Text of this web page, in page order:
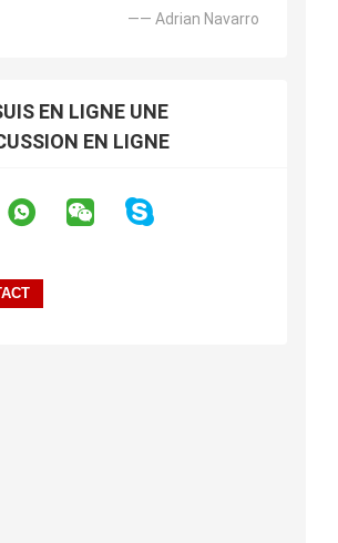
—— Adrian Navarro
EN LIGNE UNE
EN LIGNE